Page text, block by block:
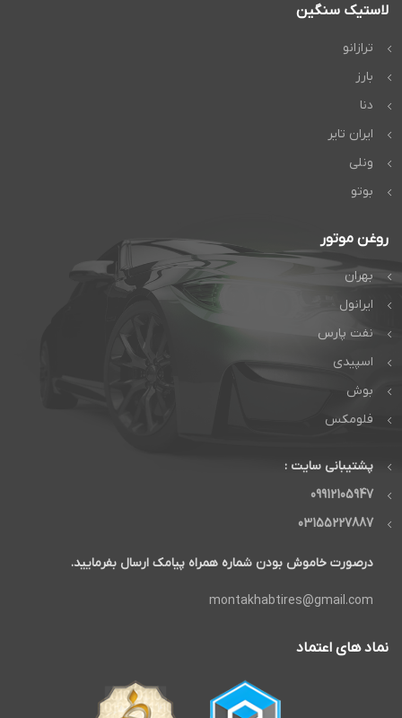
لاستیک سنگین
ترازانو
بارز
دنا
ایران تایر
ونلی
بوتو
روغن موتور
بهران
ایرانول
نفت پارس
اسپیدی
بوش
فلومکس
پشتیبانی سایت :
09912105947
03155227887
درصورت خاموش بودن شماره همراه پیامک ارسال بفرمایید.
montakhabtires@gmail.com
نماد های اعتماد